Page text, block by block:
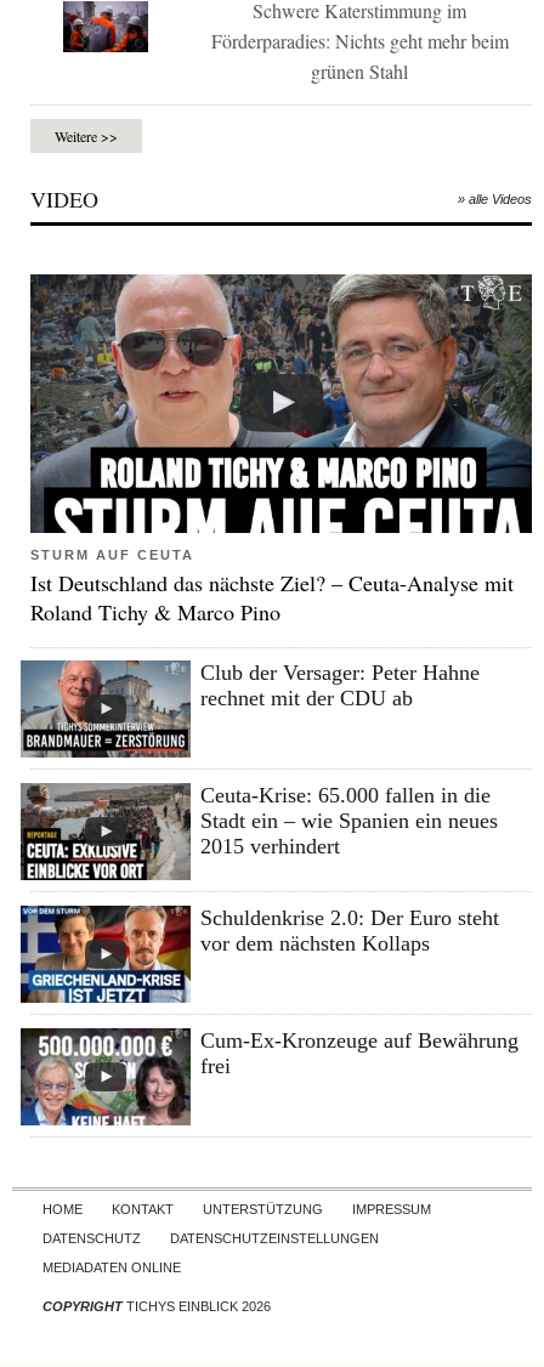
Schwere Katerstimmung im
Förderparadies: Nichts geht mehr beim
grünen Stahl
Weitere >>
VIDEO » alle Videos
STURM AUF CEUTA
Ist Deutschland das nächste Ziel? – Ceuta-Analyse mit
Roland Tichy & Marco Pino
Club der Versager: Peter Hahne
rechnet mit der CDU ab
Ceuta-Krise: 65.000 fallen in die
Stadt ein – wie Spanien ein neues
2015 verhindert
Schuldenkrise 2.0: Der Euro steht
vor dem nächsten Kollaps
Cum-Ex-Kronzeuge auf Bewährung
frei
Skip to content
HOME KONTAKT UNTERSTÜTZUNG
IMPRESSUM
DATENSCHUTZ
DATENSCHUTZEINSTELLUNGEN
MEDIADATEN ONLINE
COPYRIGHTTICHYS EINBLICK 2026